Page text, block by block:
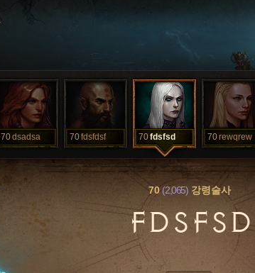
70dsadsa 70fdsfdsf 70fdsfsd 70rewqrew
70(2,065)강령술사
FDSFSD